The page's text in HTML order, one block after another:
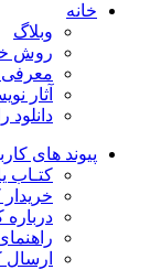
خانه
وبلاگ
روش
معرفی
آثار
دانلود
پیوند های
کتـاب
درباره